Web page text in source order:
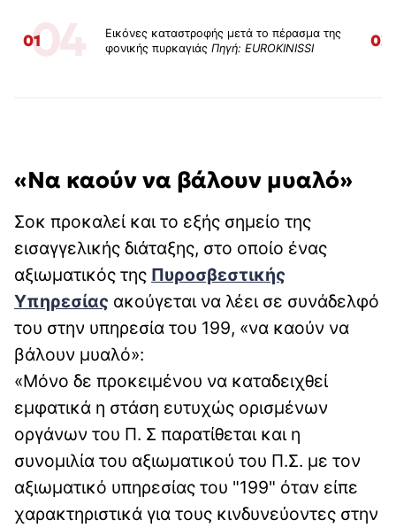
0104
Εικόνες καταστροφής μετά το πέρασμα της
φονικής πυρκαγιάςΠηγή: EUROKINISSI 02
«Να καούν να βάλουν μυαλό»
Σοκ προκαλεί και το εξής σημείο της
εισαγγελικής διάταξης, στο οποίο ένας
αξιωματικός της Πυροσβεστικής
Υπηρεσίας ακούγεται να λέει σε συνάδελφό
του στην υπηρεσία του 199, «να καούν να
βάλουν μυαλό»:
«Μόνο δε προκειμένου να καταδειχθεί
εμφατικά η στάση ευτυχώς ορισμένων
οργάνων του Π. Σ παρατίθεται και η
συνομιλία του αξιωματικού του Π.Σ. με τον
αξιωματικό υπηρεσίας του "199" όταν είπε
χαρακτηριστικά για τους κινδυνεύοντες στην